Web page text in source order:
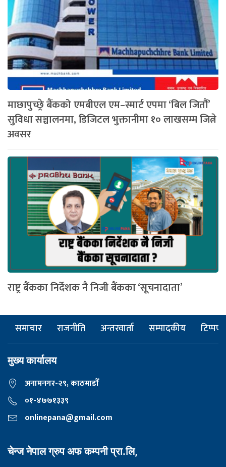
माछापुच्छ्रे बैंकको एमबीएल एम–स्मार्ट एपमा ‘बिल जितौं’
सुविधा सञ्चालनमा, डिजिटल भुक्तानीमा १० लाखसम्म जित्ने
अवसर
राष्ट्र बैंकका निर्देशक नै निजी बैंकका ‘सूचनादाता’
समाचार राजनीति अन्तरवार्ता सम्पादकीय टिप्पणी
मुख्य कार्यालय
अनामनगर-२९, काठमाडाैँ
०१-४७७१३३९
onlinepana@gmail.com
चेन्ज नेपाल ग्रुप अफ कम्पनी प्रा.लि,